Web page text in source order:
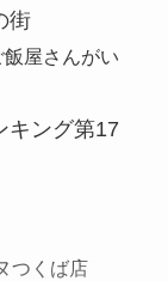
街
屋さんがい
キング第17
つくば店